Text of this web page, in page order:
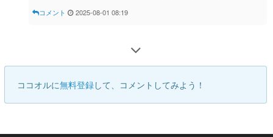
コメント 2025-08-01 08:19
ココオルに無料登録して、コメントしてみよう！